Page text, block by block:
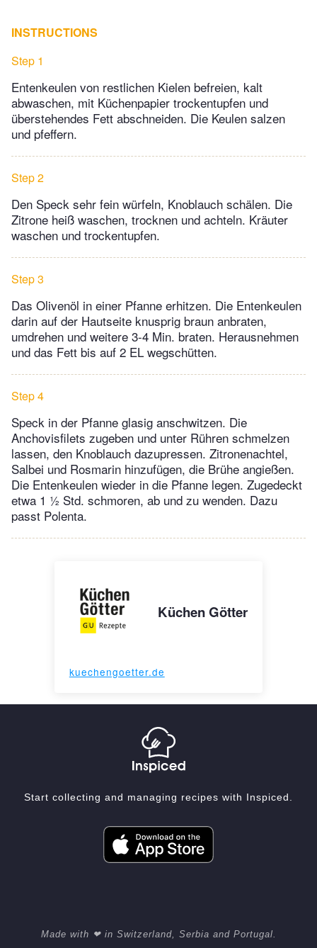
INSTRUCTIONS
Step 1
Entenkeulen von restlichen Kielen befreien, kalt
abwaschen, mit Küchenpapier trockentupfen und
überstehendes Fett abschneiden. Die Keulen salzen
und pfeffern.
Step 2
Den Speck sehr fein würfeln, Knoblauch schälen. Die
Zitrone heiß waschen, trocknen und achteln. Kräuter
waschen und trockentupfen.
Step 3
Das Olivenöl in einer Pfanne erhitzen. Die Entenkeulen
darin auf der Hautseite knusprig braun anbraten,
umdrehen und weitere 3-4 Min. braten. Herausnehmen
und das Fett bis auf 2 EL wegschütten.
Step 4
Speck in der Pfanne glasig anschwitzen. Die
Anchovisfilets zugeben und unter Rühren schmelzen
lassen, den Knoblauch dazupressen. Zitronenachtel,
Salbei und Rosmarin hinzufügen, die Brühe angießen.
Die Entenkeulen wieder in die Pfanne legen. Zugedeckt
etwa 1 ½ Std. schmoren, ab und zu wenden. Dazu
passt Polenta.
Küchen Götter
kuechengoetter.de
Start collecting and managing recipes with Inspiced.
Made with ❤ in Switzerland, Serbia and Portugal.